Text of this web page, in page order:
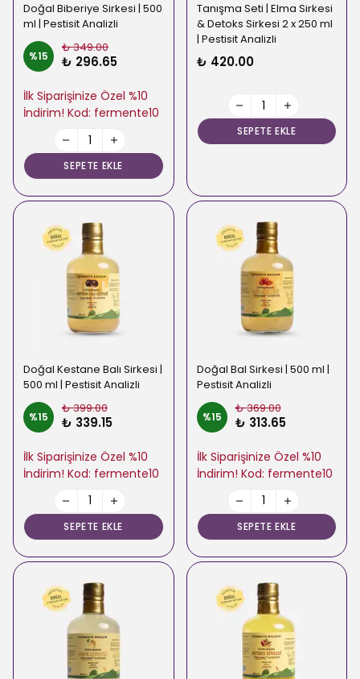
Doğal Biberiye Sirkesi | 500
ml | Pestisit Analizli
%15
₺ 349.00
₺ 296.65
İlk Siparişinize Özel %10
İndirim! Kod: fermente10
SEPETE EKLE
Tanışma Seti | Elma Sirkesi
& Detoks Sirkesi 2 x 250 ml
| Pestisit Analizli
₺ 420.00
SEPETE EKLE
Doğal Kestane Balı Sirkesi |
500 ml | Pestisit Analizli
%15
₺ 399.00
₺ 339.15
İlk Siparişinize Özel %10
İndirim! Kod: fermente10
SEPETE EKLE
Doğal Bal Sirkesi | 500 ml |
Pestisit Analizli
%15
₺ 369.00
₺ 313.65
İlk Siparişinize Özel %10
İndirim! Kod: fermente10
SEPETE EKLE